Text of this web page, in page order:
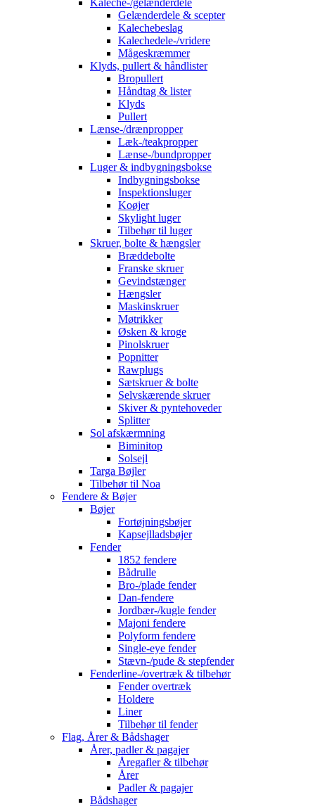
Kaleche-/gelænderdele
Gelænderdele & scepter
Kalechebeslag
Kalechedele-/vridere
Mågeskræmmer
Klyds, pullert & håndlister
Bropullert
Håndtag & lister
Klyds
Pullert
Lænse-/drænpropper
Læk-/teakpropper
Lænse-/bundpropper
Luger & indbygningsbokse
Indbygningsbokse
Inspektionsluger
Koøjer
Skylight luger
Tilbehør til luger
Skruer, bolte & hængsler
Bræddebolte
Franske skruer
Gevindstænger
Hængsler
Maskinskruer
Møtrikker
Øsken & kroge
Pinolskruer
Popnitter
Rawplugs
Sætskruer & bolte
Selvskærende skruer
Skiver & pyntehoveder
Splitter
Sol afskærmning
Biminitop
Solsejl
Targa Bøjler
Tilbehør til Noa
Fendere & Bøjer
Bøjer
Fortøjningsbøjer
Kapsejlladsbøjer
Fender
1852 fendere
Bådrulle
Bro-/plade fender
Dan-fendere
Jordbær-/kugle fender
Majoni fendere
Polyform fendere
Single-eye fender
Stævn-/pude & stepfender
Fenderline-/overtræk & tilbehør
Fender overtræk
Holdere
Liner
Tilbehør til fender
Flag, Årer & Bådshager
Årer, padler & pagajer
Åregafler & tilbehør
Årer
Padler & pagajer
Bådshager